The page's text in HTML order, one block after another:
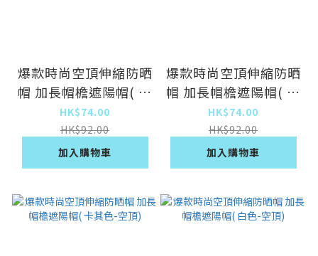
爆款時尚空頂伸縮防晒
帽 加長帽檐遮陽帽( 藍
色-空頂)
HK$74.00
HK$92.00
加入購物車
爆款時尚空頂伸縮防晒
帽 加長帽檐遮陽帽( 粉
色-空頂)
HK$74.00
HK$92.00
加入購物車